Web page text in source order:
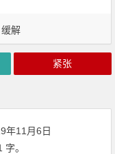
缓解
紧张
年11月6日
。